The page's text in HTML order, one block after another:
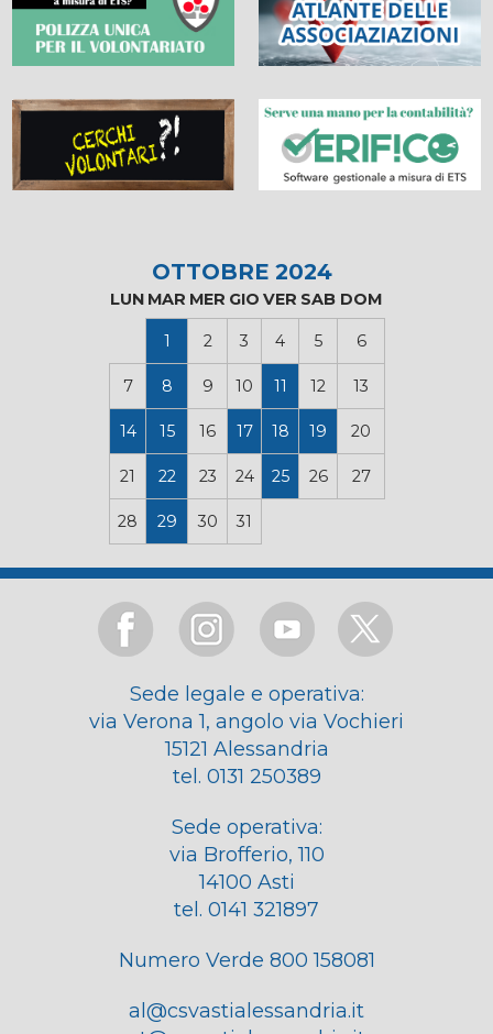
OTTOBRE 2024
LUN MAR MER GIO VER SAB DOM
1 2 3 4 5 6
7 8 9 10 11 12 13
14 15 16 17 18 19 20
21 22 23 24 25 26 27
28 29 30 31
Sede legale e operativa:
via Verona 1, angolo via Vochieri
15121 Alessandria
tel. 0131 250389
Sede operativa:
via Brofferio, 110
14100 Asti
tel. 0141 321897
Numero Verde 800 158081
al@csvastialessandria.it